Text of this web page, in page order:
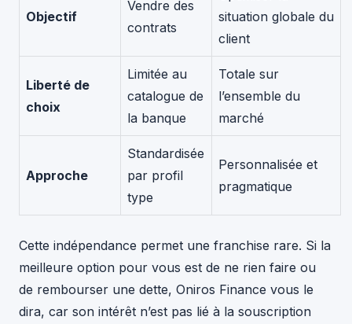
Objectif
Vendre des
contrats
situation globale du
client
Liberté de
choix
Limitée au
catalogue de
la banque
Totale sur
l’ensemble du
marché
Approche
Standardisée
par profil
type
Personnalisée et
pragmatique
Cette indépendance permet une franchise rare. Si la
meilleure option pour vous est de ne rien faire ou
de rembourser une dette, Oniros Finance vous le
dira, car son intérêt n’est pas lié à la souscription